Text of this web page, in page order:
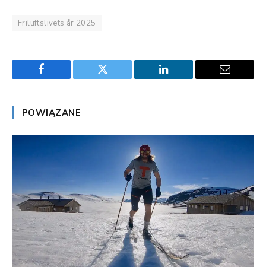
Friluftslivets år 2025
Facebook Twitter LinkedIn Email
POWIĄZANE